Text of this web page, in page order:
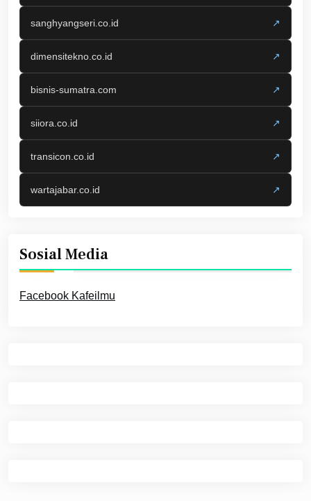
sanghyangseri.co.id ↗
dimensitekno.co.id ↗
bisnis-sumatra.com ↗
siiora.co.id ↗
transicon.co.id ↗
wartajabar.co.id ↗
Sosial Media
Facebook Kafeilmu